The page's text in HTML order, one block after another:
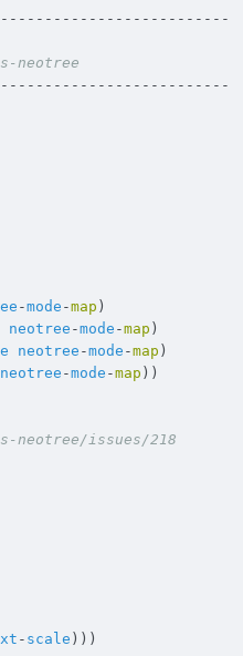
neotree
-mode -map )
neotree -mode -map )
neotree -mode -map )
neotree -mode -map ))
neotree/issues/218
- scale )))